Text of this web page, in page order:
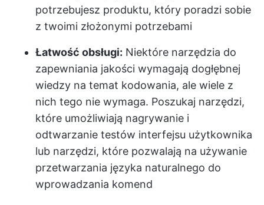
potrzebujesz produktu, który poradzi sobie
z twoimi złożonymi potrzebami
Łatwość obsługi: Niektóre narzędzia do
zapewniania jakości wymagają dogłębnej
wiedzy na temat kodowania, ale wiele z
nich tego nie wymaga. Poszukaj narzędzi,
które umożliwiają nagrywanie i
odtwarzanie testów interfejsu użytkownika
lub narzędzi, które pozwalają na używanie
przetwarzania języka naturalnego do
wprowadzania komend